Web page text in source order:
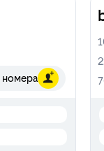
номера